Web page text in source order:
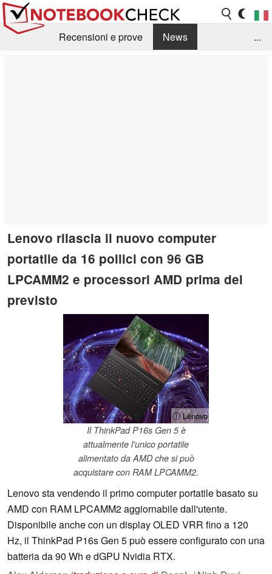
Recensioni e prove
News
...
Lenovo rilascia il nuovo computer
portatile da 16 pollici con 96 GB
LPCAMM2 e processori AMD prima del
previsto
ⓘ Lenovo
Il ThinkPad P16s Gen 5 è
attualmente l'unico portatile
alimentato da AMD che si può
acquistare con RAM LPCAMM2.
Lenovo sta vendendo il primo computer portatile basato su
AMD con RAM LPCAMM2 aggiornabile dall'utente.
Disponibile anche con un display OLED VRR fino a 120
Hz, il ThinkPad P16s Gen 5 può essere configurato con una
batteria da 90 Wh e dGPU Nvidia RTX.